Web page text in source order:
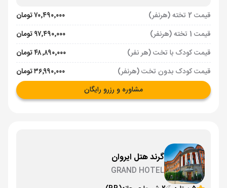
قیمت 2 تخته (هرنفر)
۷۰٬۴۹۰٬۰۰۰ تومان
قیمت 1 تخته (هرنفر)
۹۷٬۴۹۰٬۰۰۰ تومان
قیمت کودک با تخت (هر نفر)
۴۸٬۸۹۰٬۰۰۰ تومان
قیمت کودک بدون تخت (هرنفر)
۳۶٬۹۹۰٬۰۰۰ تومان
مشاوره و رزرو رایگان
گرند هتل ایروان
GRAND HOTEL